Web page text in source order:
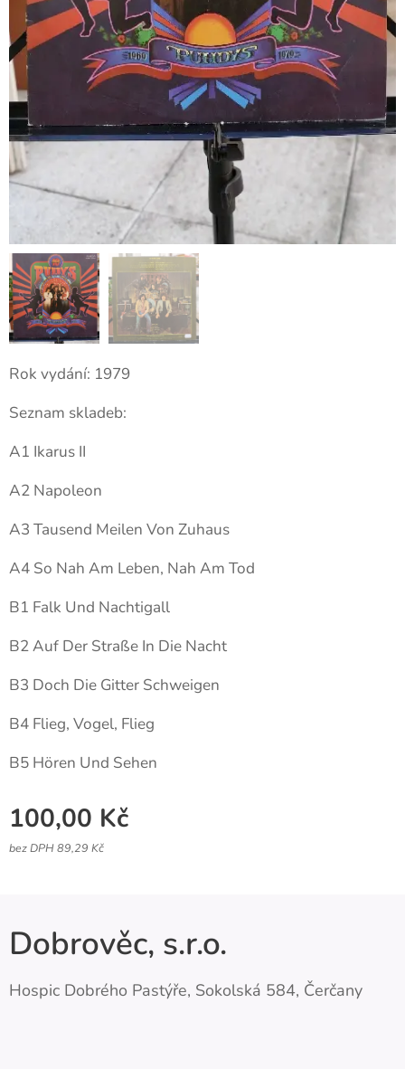
Rok vydání: 1979
Seznam skladeb:
A1 Ikarus II
A2 Napoleon
A3 Tausend Meilen Von Zuhaus
A4 So Nah Am Leben, Nah Am Tod
B1 Falk Und Nachtigall
B2 Auf Der Straße In Die Nacht
B3 Doch Die Gitter Schweigen
B4 Flieg, Vogel, Flieg
B5 Hören Und Sehen
100,00 Kč
bez DPH 89,29 Kč
Dobrověc, s.r.o.
Hospic Dobrého Pastýře, Sokolská 584, Čerčany